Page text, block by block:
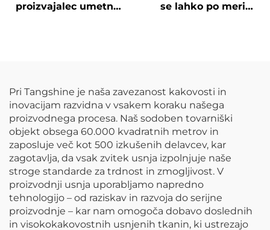
proizvajalec umetne
se lahko po meri
Pri Tangshine je naša zavezanost kakovosti in
inovacijam razvidna v vsakem koraku našega
proizvodnega procesa. Naš sodoben tovarniški
objekt obsega 60.000 kvadratnih metrov in
zaposluje več kot 500 izkušenih delavcev, kar
zagotavlja, da vsak zvitek usnja izpolnjuje naše
stroge standarde za trdnost in zmogljivost. V
proizvodnji usnja uporabljamo napredno
tehnologijo – od raziskav in razvoja do serijne
proizvodnje – kar nam omogoča dobavo doslednih
in visokokakovostnih usnjenih tkanin, ki ustrezajo